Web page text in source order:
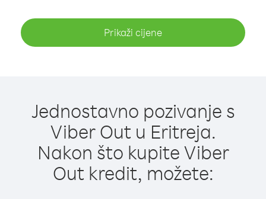
Prikaži cijene
Jednostavno pozivanje s
Viber Out u Eritreja.
Nakon što kupite Viber
Out kredit, možete: